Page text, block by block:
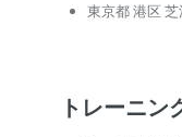
東京都 港区
トレーニン